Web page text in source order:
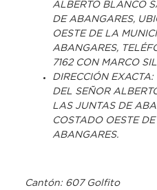
ALBERTO BLANCO
DE ABANGARES,
OESTE DE LA
ABANGARES,
7162 CON MARCO
DIRECCIÓN
DEL SEÑOR
LAS JUNTAS DE
COSTADO OESTE
ABANGARES.
Cantón: 607 Golfito